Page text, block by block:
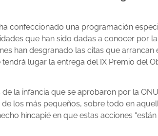
confeccionado una programación
que han sido dadas a conocer por
han desgranado las citas que arrancan
lugar la entrega del IX Premio del
la infancia que se aprobaron por la
los más pequeños, sobre todo en
hincapié en que estas acciones